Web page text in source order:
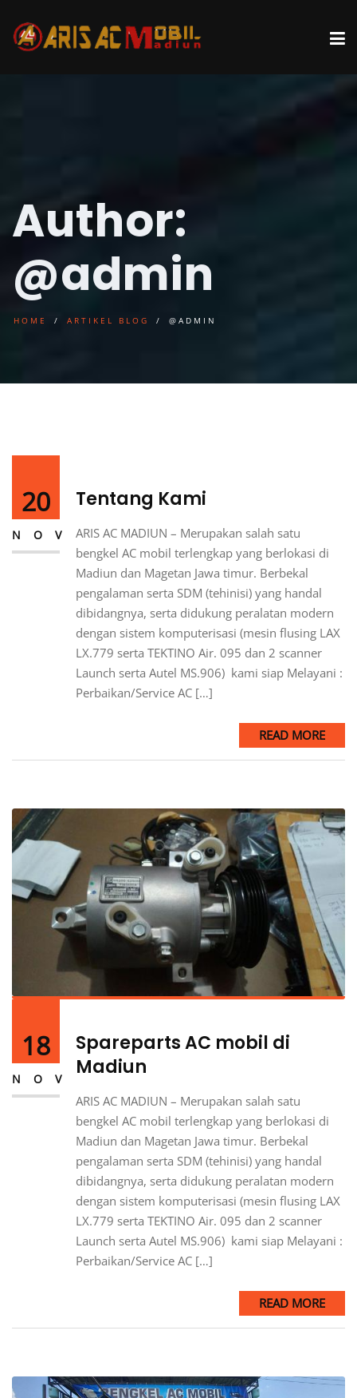
Author:
@admin
HOME ARTIKEL BLOG @ADMIN
Tentang Kami
ARIS AC MADIUN – Merupakan salah satu
bengkel AC mobil terlengkap yang berlokasi di
Madiun dan Magetan Jawa timur. Berbekal
pengalaman serta SDM (tehinisi) yang handal
dibidangnya, serta didukung peralatan modern
dengan sistem komputerisasi (mesin flusing LAX
LX.779 serta TEKTINO Air. 095 dan 2 scanner
Launch serta Autel MS.906) kami siap Melayani :
Perbaikan/Service AC […]
20
NOV
READ MORE
Spareparts AC mobil di
Madiun
ARIS AC MADIUN – Merupakan salah satu
bengkel AC mobil terlengkap yang berlokasi di
Madiun dan Magetan Jawa timur. Berbekal
pengalaman serta SDM (tehinisi) yang handal
dibidangnya, serta didukung peralatan modern
dengan sistem komputerisasi (mesin flusing LAX
LX.779 serta TEKTINO Air. 095 dan 2 scanner
Launch serta Autel MS.906) kami siap Melayani :
Perbaikan/Service AC […]
18
NOV
READ MORE